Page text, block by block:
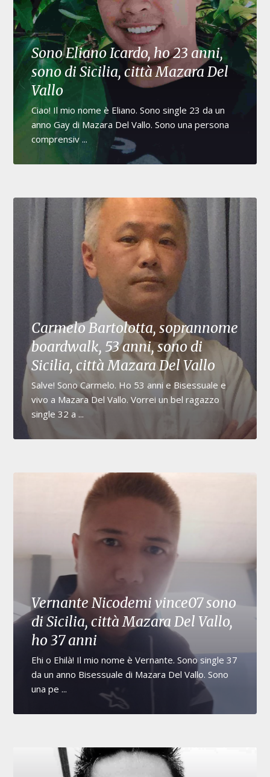
Sono Eliano Icardo, ho 23 anni,
sono di Sicilia, città Mazara Del
Vallo
Ciao! Il mio nome è Eliano. Sono single 23 da un
anno Gay di Mazara Del Vallo. Sono una persona
comprensiv ...
Carmelo Bartolotta, soprannome
boardwalk, 53 anni, sono di
Sicilia, città Mazara Del Vallo
Salve! Sono Carmelo. Ho 53 anni e Bisessuale e
vivo a Mazara Del Vallo. Vorrei un bel ragazzo
single 32 a ...
Vernante Nicodemi vince07 sono
di Sicilia, città Mazara Del Vallo,
ho 37 anni
Ehi o Ehilà! Il mio nome è Vernante. Sono single 37
da un anno Bisessuale di Mazara Del Vallo. Sono
una pe ...